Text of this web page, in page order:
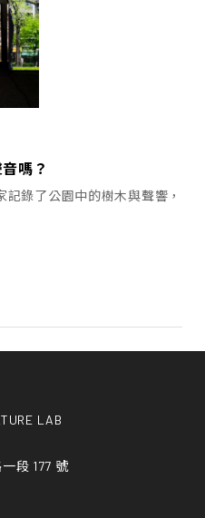
嗎？
錄了公園中的樹木與聲響，
LAB
段 177 號